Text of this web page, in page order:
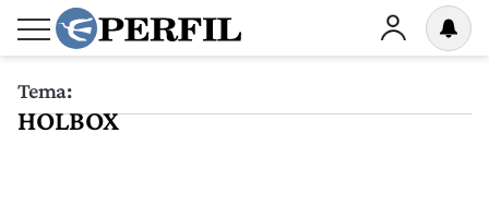
Tema:
HOLBOX